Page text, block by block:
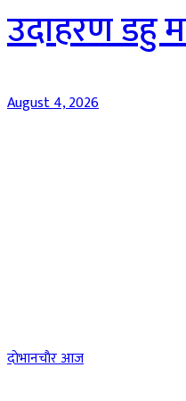
उदाहरण डहु
August 4, 2026
दाेभानचाैर आज